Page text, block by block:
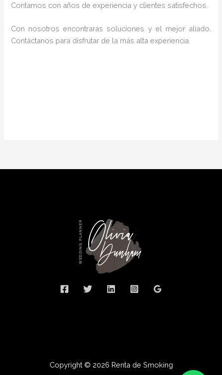
Contamos con años de experiencia y clientes satisfechos.
Con nosotros encontrarás soluciones y el mejor aliado.
Contáctanos para disfrutar de la más alta experiencia.
Copyright © 2026 Renta de Smoking